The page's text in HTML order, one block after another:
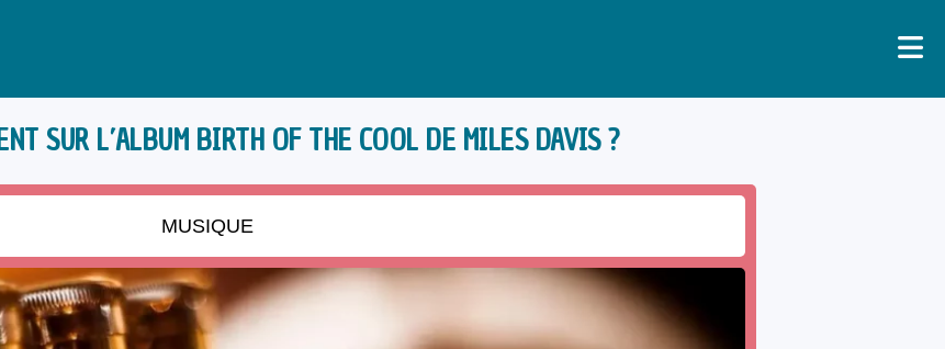
SUR L’ALBUM BIRTH OF THE COOL DE MILES DAVIS ?
MUSIQUE